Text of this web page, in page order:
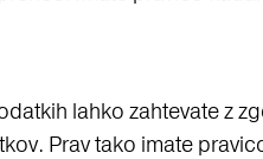
lahko zahtevate z
Prav tako imate